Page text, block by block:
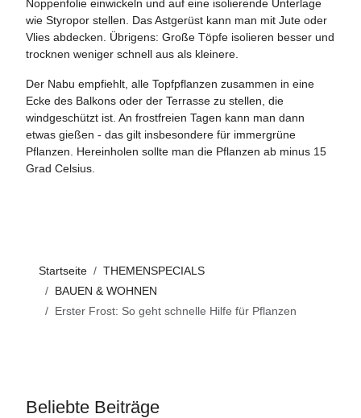
Noppenfolie einwickeln und auf eine isolierende Unterlage
wie Styropor stellen. Das Astgerüst kann man mit Jute oder
Vlies abdecken. Übrigens: Große Töpfe isolieren besser und
trocknen weniger schnell aus als kleinere.
Der Nabu empfiehlt, alle Topfpflanzen zusammen in eine
Ecke des Balkons oder der Terrasse zu stellen, die
windgeschützt ist. An frostfreien Tagen kann man dann
etwas gießen - das gilt insbesondere für immergrüne
Pflanzen. Hereinholen sollte man die Pflanzen ab minus 15
Grad Celsius.
Startseite
THEMENSPECIALS
BAUEN & WOHNEN
Erster Frost: So geht schnelle Hilfe für Pflanzen
Beliebte Beiträge